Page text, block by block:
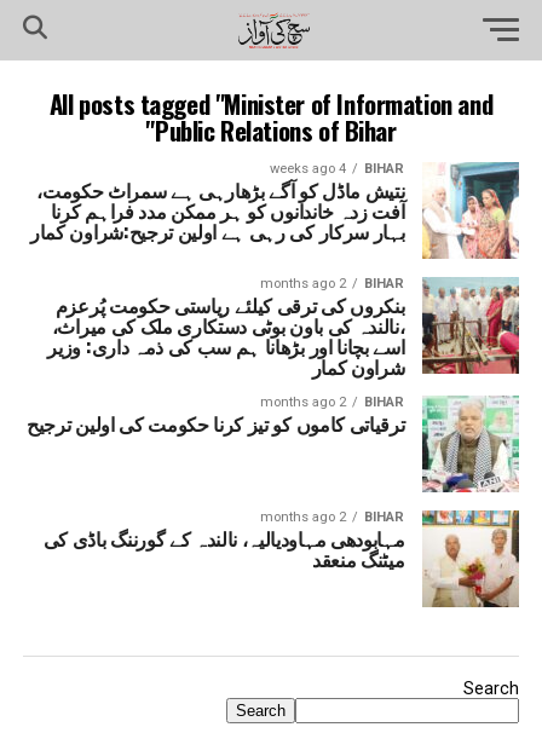
All posts tagged "Minister of Information and
Public Relations of Bihar"
BIHAR
4 weeks ago
نتیش ماڈل کو آگے بڑھارہی ہے سمراٹ حکومت،
آفت زدہ خاندانوں کو ہر ممکن مدد فراہم کرنا
بہار سرکار کی رہی ہے اولین ترجیح:شراون کمار
BIHAR
2 months ago
بنکروں کی ترقی کیلئے ریاستی حکومت پُرعزم
،نالندہ کی باون بوٹی دستکاری ملک کی میراث،
اسے بچانا اور بڑھانا ہم سب کی ذمہ داری: وزیر
شراون کمار
BIHAR
2 months ago
ترقیاتی کاموں کو تیز کرنا حکومت کی اولین ترجیح
BIHAR
2 months ago
مہابودھی مہاودیالیہ، نالندہ کے گورننگ باڈی کی
میٹنگ منعقد
Search
Search